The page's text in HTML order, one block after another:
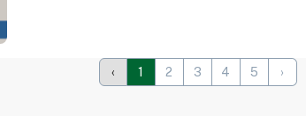
‹ 1 2 3 4 5 ›